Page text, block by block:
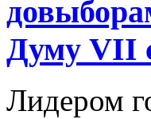
Думу VII
Лидером